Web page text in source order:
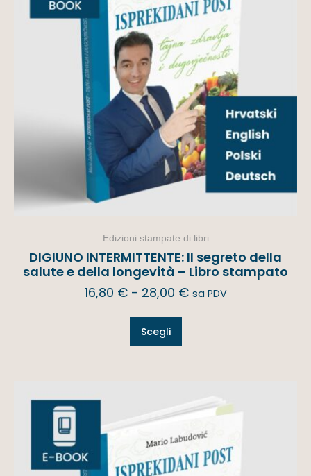
Edizioni stampate di libri
DIGIUNO INTERMITTENTE: Il segreto della
salute e della longevità – Libro stampato
16,80 € - 28,00 € sa PDV
Scegli